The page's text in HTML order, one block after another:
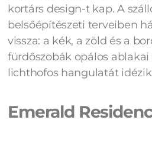
kortárs design-t kap. A
belsőépítészeti terveiben
vissza: a kék, a zöld és a
fürdőszobák opálos
lichthofos hangulatát
Emerald